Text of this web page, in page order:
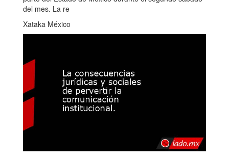
del mes. La re
Xataka México